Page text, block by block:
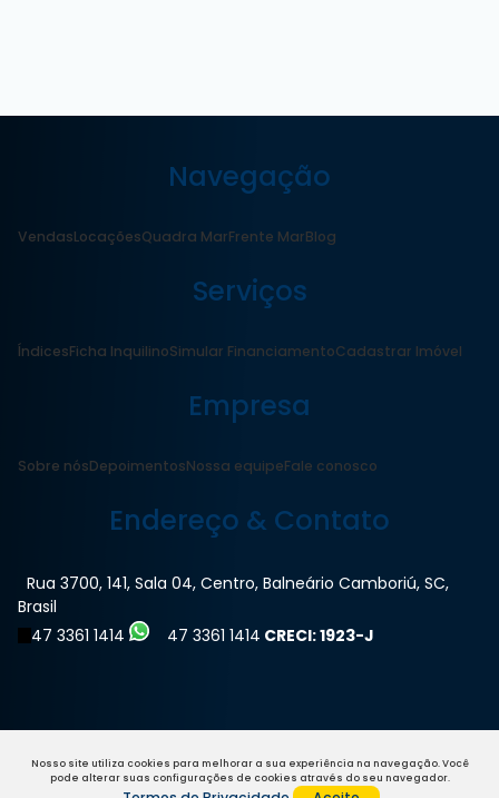
Nosso site utiliza cookies para melhorar a sua experiência na navegação.Você
pode alterar suas configurações de cookies através do seu navegador.
Navegação
VendasLocaçõesQuadra MarFrente MarBlog
Serviços
ÍndicesFicha InquilinoSimular FinanciamentoCadastrar Imóvel
Empresa
Sobre nósDepoimentosNossa equipeFale conosco
Endereço & Contato
Rua 3700, 141, Sala 04, Centro, Balneário Camboriú, SC,
Brasil
47 3361 1414
47 3361 1414 CRECI: 1923-J